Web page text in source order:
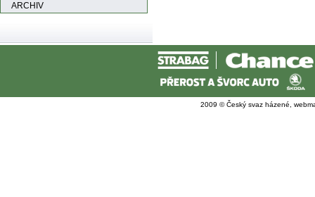
ARCHIV
2009 © Český svaz házené,